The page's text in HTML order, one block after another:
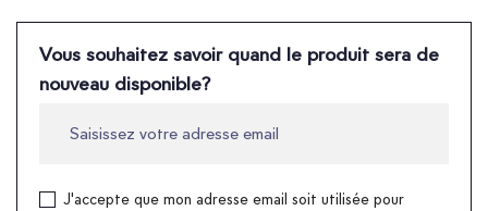
Vous souhaitez savoir quand le produit sera de
nouveau disponible?
J'accepte que mon adresse email soit utilisée pour